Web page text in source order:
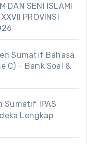
DAN SENI ISLAMI
PROVINSI
Sumatif Bahasa
C) – Bank Soal &
Sumatif IPAS
Lengkap